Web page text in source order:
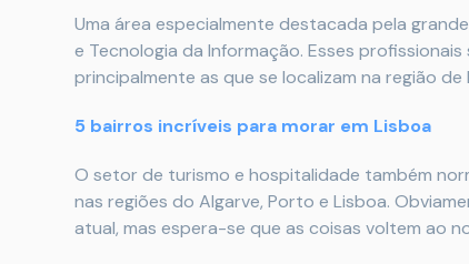
Uma área especialmente destacada pela
e Tecnologia da Informação. Esses
principalmente as que se localizam na região
5 bairros incríveis para morar em Lisboa
O setor de turismo e hospitalidade também
nas regiões do Algarve, Porto e Lisboa.
atual, mas espera-se que as coisas voltem ao